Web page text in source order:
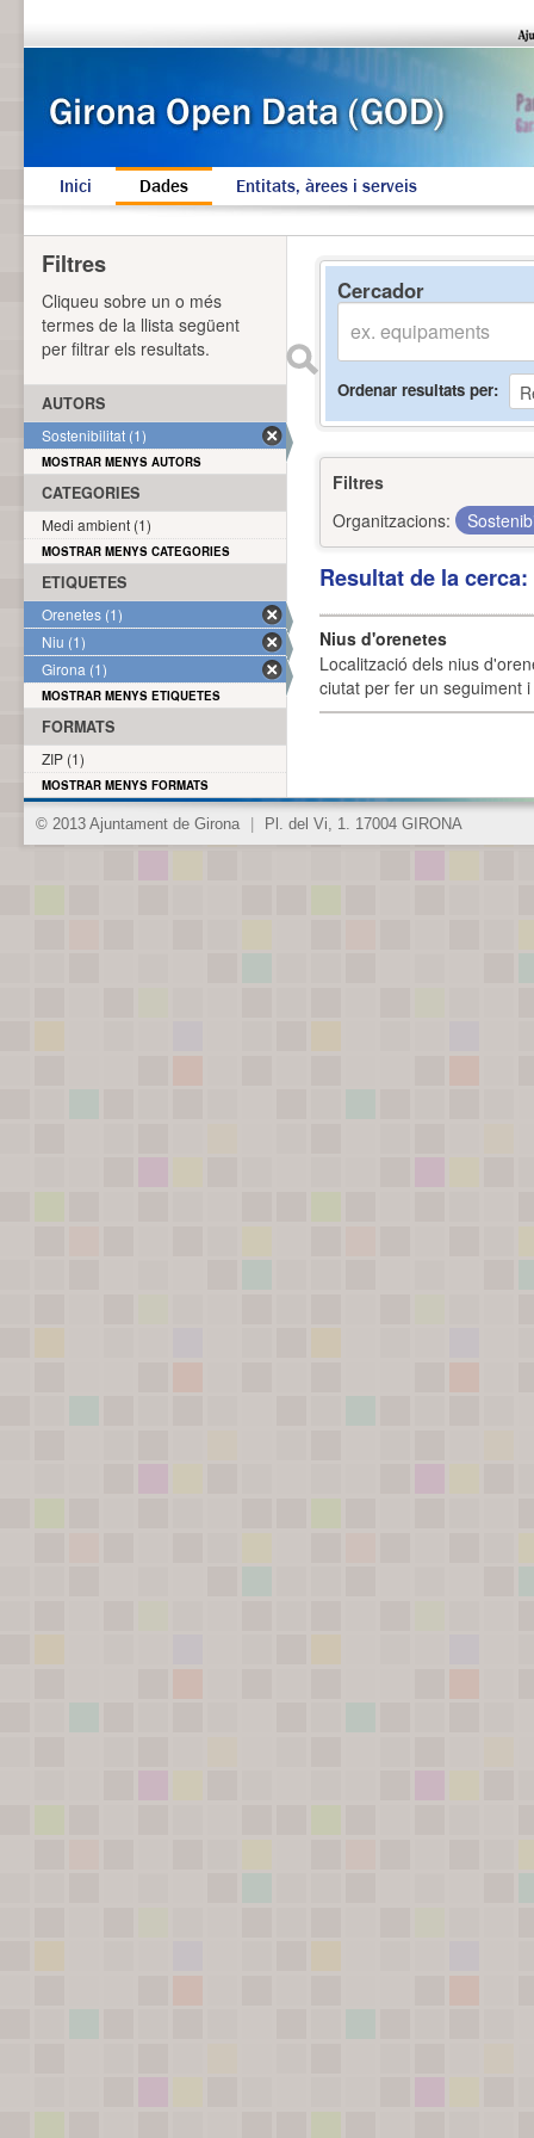
Inici Dades Entitats, àrees i serveis
Cercador
Ordenar resultats per
Filtres
Organitzacions:
Resultat de la
Nius d'orenetes
Localització dels nius
ciutat per fer un seguiment
Filtres
Cliqueu sobre un o més
termes de la llista següent
per filtrar els resultats.
AUTORS
Sostenibilitat (1)
MOSTRAR MENYS AUTORS
CATEGORIES
Medi ambient (1)
MOSTRAR MENYS CATEGORIES
ETIQUETES
Orenetes (1)
Niu (1)
Girona (1)
MOSTRAR MENYS ETIQUETES
FORMATS
ZIP (1)
MOSTRAR MENYS FORMATS
© 2013 Ajuntament de Girona Pl. del Vi, 1. 17004 GIRONA